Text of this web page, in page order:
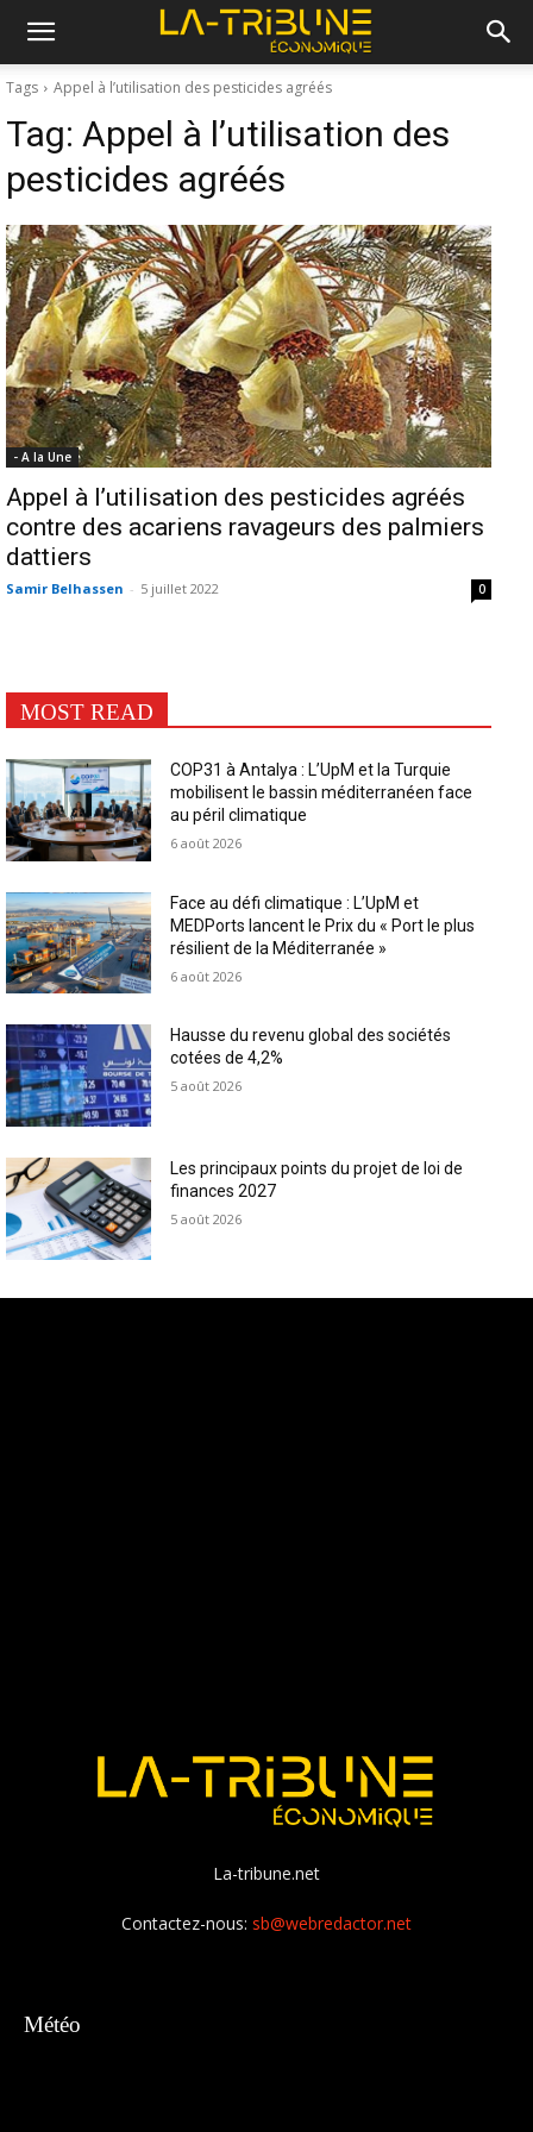
Tags Appel à l’utilisation des pesticides agréés
Tag: Appel à l’utilisation des
pesticides agréés
- A la Une
Appel à l’utilisation des pesticides agréés
contre des acariens ravageurs des palmiers
dattiers
Samir Belhassen - 5 juillet 2022 0
MOST READ
COP31 à Antalya : L’UpM et la Turquie
mobilisent le bassin méditerranéen face
au péril climatique
6 août 2026
Face au défi climatique : L’UpM et
MEDPorts lancent le Prix du « Port le plus
résilient de la Méditerranée »
6 août 2026
Hausse du revenu global des sociétés
cotées de 4,2%
5 août 2026
Les principaux points du projet de loi de
finances 2027
5 août 2026
La-tribune.net
Contactez-nous: sb@webredactor.net
Météo